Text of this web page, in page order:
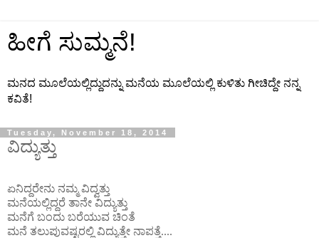
ಹೀಗೆ ಸುಮ್ಮನೆ!
ಮನದ ಮೂಲೆಯಲ್ಲಿದ್ದುದನ್ನು ಮನೆಯ ಮೂಲೆಯಲ್ಲಿ ಕುಳಿತು ಗೀಚಿದ್ದೇ ನನ್ನ
ಕವಿತೆ!
Tuesday, November 18, 2014
ವಿದ್ಯುತ್ತು
ಏನಿದ್ದರೇನು ನಮ್ಮ ವಿದ್ವತ್ತು
ಮನೆಯಲ್ಲಿದ್ದರೆ ತಾನೇ ವಿದ್ಯುತ್ತು
ಮನೆಗೆ ಬಂದು ಬರೆಯುವ ಚಿಂತೆ
ಮನೆ ತಲುಪುವಷ್ಟರಲ್ಲಿ ವಿದ್ಯುತ್ತೇ ನಾಪತ್ತೆ....